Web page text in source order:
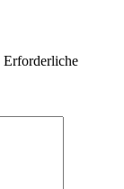
Erforderliche